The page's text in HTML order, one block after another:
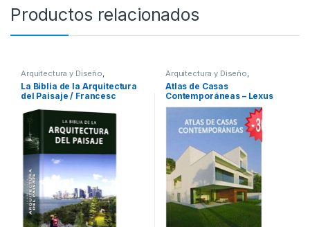
Productos relacionados
Arquitectura y Diseño,
Arquitectura y Urbanismo ,Arte y
Afines,Decoración, Decoración
y Muebles,Diseño,Interes
Ofertas
y tecnicos
La Biblia de la Arquitectura
del Paisaje / Francesc
/ Lexus
Arquitectura y Diseño,
Arquitectura y Urbanismo
Afines,Interes General
Profesionales y tecnicos
Atlas de Casas
Contemporáneas – Lexus